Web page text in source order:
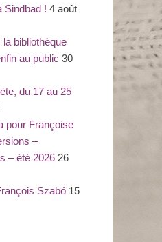
Sindbad ! 4 août
bibliothèque
au public 30
du 17 au 25
pour Françoise
–
– été 2026 26
Szabó 15